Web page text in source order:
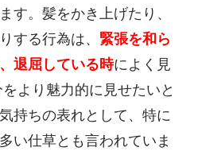
す。髪をかき上げたり、
する行為は、 緊張を和ら
退屈している時によく見
より魅力的に見せたいと
持ちの表れとして、特に
い仕草とも言われていま